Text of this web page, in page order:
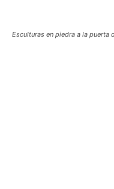
Esculturas en piedra a la puerta